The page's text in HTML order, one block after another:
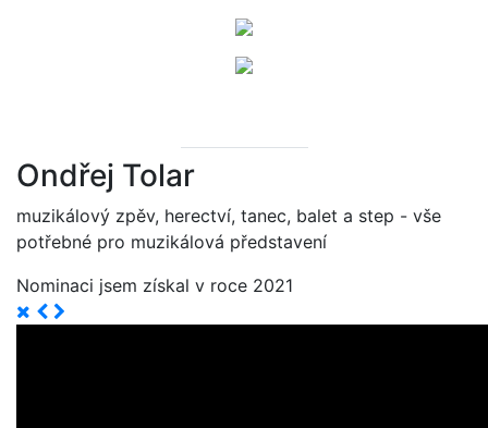
Ondřej Tolar
muzikálový zpěv, herectví, tanec, balet a step - vše
potřebné pro muzikálová představení
Nominaci jsem získal v roce 2021